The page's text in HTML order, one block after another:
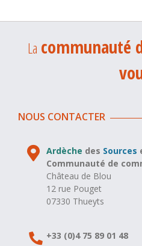
La communauté
NOUS CONTACTER
Ardèche des Sources
Communauté de
Château de Blou
12 rue Pouget
07330 Thueyts
+33 (0)4 75 89 01 48